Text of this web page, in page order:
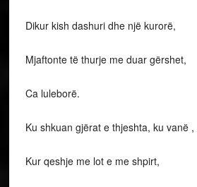
Dikur kish dashuri dhe një kurorë,
Mjaftonte të thurje me duar gërshet,
Ca luleborë.
Ku shkuan gjërat e thjeshta, ku vanë ,
Kur qeshje me lot e me shpirt,